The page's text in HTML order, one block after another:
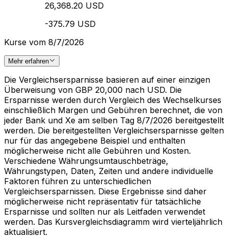
26,368.20 USD
-375.79 USD
Kurse vom 8/7/2026
Mehr erfahren
Die Vergleichsersparnisse basieren auf einer einzigen
Überweisung von GBP 20,000 nach USD. Die
Ersparnisse werden durch Vergleich des Wechselkurses
einschließlich Margen und Gebühren berechnet, die von
jeder Bank und Xe am selben Tag 8/7/2026 bereitgestellt
werden. Die bereitgestellten Vergleichsersparnisse gelten
nur für das angegebene Beispiel und enthalten
möglicherweise nicht alle Gebühren und Kosten.
Verschiedene Währungsumtauschbeträge,
Währungstypen, Daten, Zeiten und andere individuelle
Faktoren führen zu unterschiedlichen
Vergleichsersparnissen. Diese Ergebnisse sind daher
möglicherweise nicht repräsentativ für tatsächliche
Ersparnisse und sollten nur als Leitfaden verwendet
werden. Das Kursvergleichsdiagramm wird vierteljährlich
aktualisiert.